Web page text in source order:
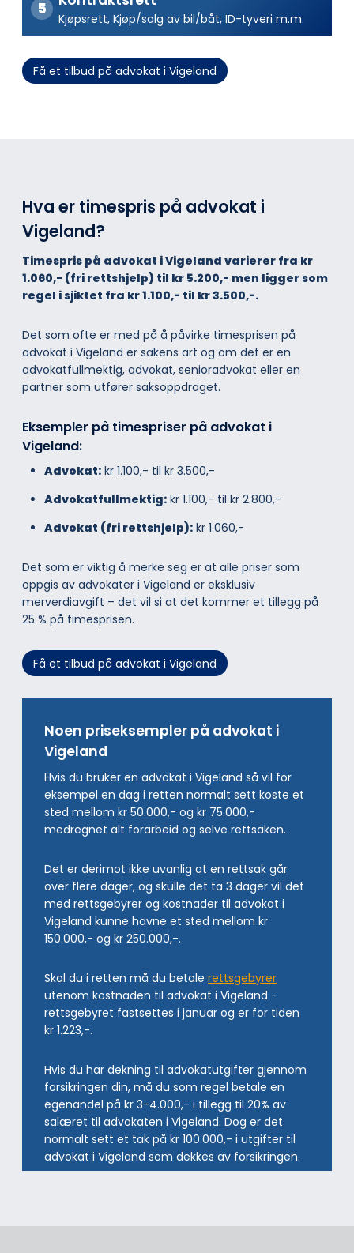
Kjøpsrett, Kjøp/salg av bil/båt, ID-tyveri m.m.
Få et tilbud på advokat i Vigeland
Hva er timespris på advokat i
Vigeland?
Timespris på advokat i Vigeland varierer fra kr
1.060,- (fri rettshjelp) til kr 5.200,- men ligger som
regel i sjiktet fra kr 1.100,- til kr 3.500,-.
Det som ofte er med på å påvirke timesprisen på
advokat i Vigeland er sakens art og om det er en
advokatfullmektig, advokat, senioradvokat eller en
partner som utfører saksoppdraget.
Eksempler på timespriser på advokat i
Vigeland:
Advokat: kr 1.100,- til kr 3.500,-
Advokatfullmektig: kr 1.100,- til kr 2.800,-
Advokat (fri rettshjelp): kr 1.060,-
Det som er viktig å merke seg er at alle priser som
oppgis av advokater i Vigeland er eksklusiv
merverdiavgift – det vil si at det kommer et tillegg på
25 % på timesprisen.
Få et tilbud på advokat i Vigeland
Noen priseksempler på advokat i
Vigeland
Hvis du bruker en advokat i Vigeland så vil for
eksempel en dag i retten normalt sett koste et
sted mellom kr 50.000,- og kr 75.000,-
medregnet alt forarbeid og selve rettsaken.
Det er derimot ikke uvanlig at en rettsak går
over flere dager, og skulle det ta 3 dager vil det
med rettsgebyrer og kostnader til advokat i
Vigeland kunne havne et sted mellom kr
150.000,- og kr 250.000,-.
Skal du i retten må du betale rettsgebyrer
utenom kostnaden til advokat i Vigeland –
rettsgebyret fastsettes i januar og er for tiden
kr 1.223,-.
Hvis du har dekning til advokatutgifter gjennom
forsikringen din, må du som regel betale en
egenandel på kr 3-4.000,- i tillegg til 20% av
salæret til advokaten i Vigeland. Dog er det
normalt sett et tak på kr 100.000,- i utgifter til
advokat i Vigeland som dekkes av forsikringen.